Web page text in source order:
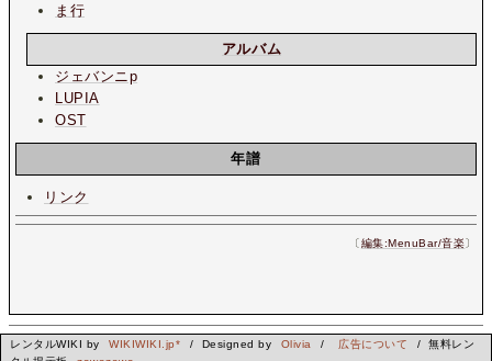
ま行
アルバム
ジェバンニp
LUPIA
OST
年譜
リンク
〔編集:MenuBar/音楽〕
レンタルWIKI by WIKIWIKI.jp* / Designed by Olivia / 広告について
/ 無料レン